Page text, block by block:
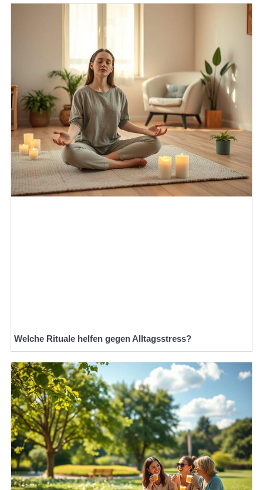
Welche Rituale helfen gegen Alltagsstress?